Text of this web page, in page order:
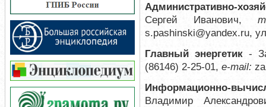
Административно-
Сергей Иванович,
s.pashinski@yandex.ru,
Главный энергетик -
(86146) 2-25-01, е-mail:
Информационно-
Владимир